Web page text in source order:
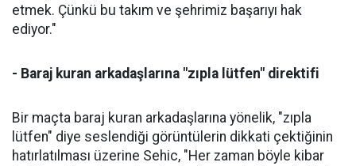
etmek. Çünkü bu takım ve şehrimiz başarıyı hak
ediyor."
- Baraj kuran arkadaşlarına "zıpla lütfen" direktifi
Bir maçta baraj kuran arkadaşlarına yönelik, "zıpla
lütfen" diye seslendiği görüntülerin dikkati çektiğinin
hatırlatılması üzerine Sehic, "Her zaman böyle kibar